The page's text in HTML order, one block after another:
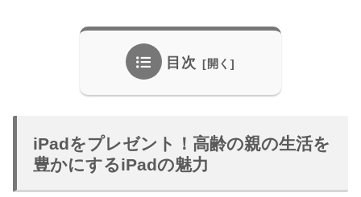
目次
iPadをプレゼント！高齢の親の生活を
豊かにするiPadの魅力